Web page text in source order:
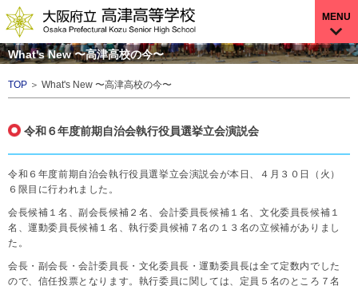
MENU
What's New 〜高津高校の今〜
TOP ＞ What's New 〜高津高校の今〜
令和６年度前期自治会執行役員選挙立会演説会
令和６年度前期自治会執行役員選挙立会演説会が本日、４月３０日（火）
６限目に行われました。
会長候補１名、副会長候補２名、会計委員長候補１名、文化委員長候補１
名、運動委員長候補１名、執行委員候補７名の１３名の立候補がありまし
た。
会長・副会長・会計委員長・文化委員長・運動委員長は全て定数内でした
ので、信任投票となります。執行委員に関しては、定員５名のところ７名